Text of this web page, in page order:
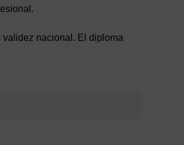
nacional. El diploma